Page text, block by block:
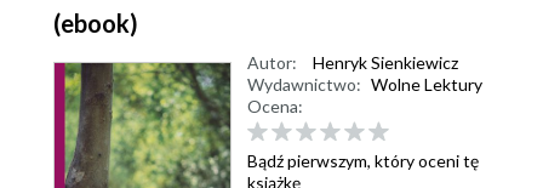
(ebook)
Autor:
Henryk Sienkiewicz
Wydawnictwo: Wolne Lektury
Ocena:
Bądź pierwszym, który oceni tę
książkę